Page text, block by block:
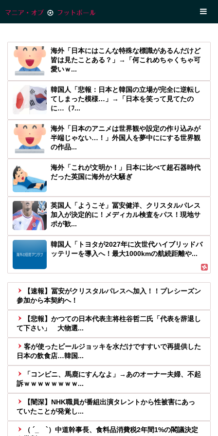
海外「日本にはこんな特殊な標識があるんだけど
皆は見たことある？」→「何これめちゃくちゃ可
愛いｗ...
韓国人「悲報：日本と韓国の立場が完全に逆転し
てしまった模様…」→「日本を笑って見てたの
に…（ﾌ...
海外「日本のアニメは世界観や設定の作り込みが
半端じゃない…！」外国人を夢中ににする世界観
の作品...
海外「これが文明か！」日本に比べて超石器時代
だった英国に海外が大騒ぎ
英国人「ようこそ」冨安健洋、クリスタルパレス
加入が決定的に！メディカル検査をパス！現地サ
ポが歓...
韓国人「トヨタが2027年に次世代ハイブリッドバ
ッテリーを導入へ！最大1000kmの航続距離や...
【速報】冨安がクリスタルパレスへ加入！！プレシーズン
参加から本契約へ！
【悲報】かつての日本代表主将柱谷哲二氏「代表を辞退し
て下さい」 大物選...
客が使ったビールジョッキを水だけですすいで再提供した
日本の飲食店…韓国...
「コンビニ、馬鹿にすんなよ」→あのオーナー夫婦、不起
訴ｗｗｗｗｗｗｗｗ...
【闇深】NHK職員が番組出演タレントから性被害にあっ
ていたことが発覚し...
（ ´_ゝ`）中道幹事長、食料品消費税2年間1%の閣議決定